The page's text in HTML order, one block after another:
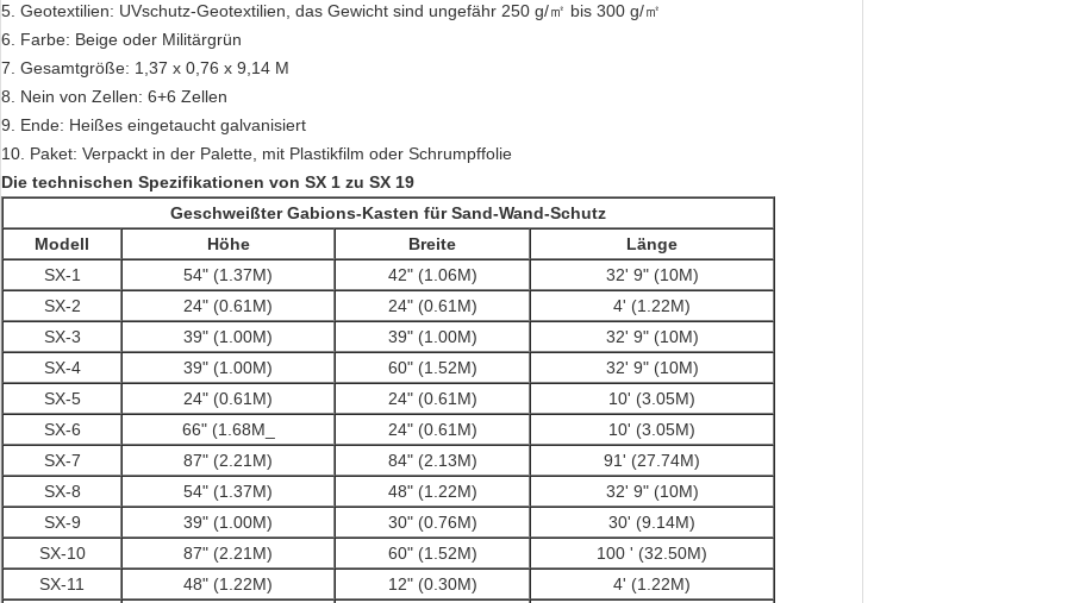
5. Geotextilien: UVschutz-Geotextilien, das Gewicht sind ungefähr 250 g/㎡ bis 300 g/㎡
6. Farbe: Beige oder Militärgrün
7. Gesamtgröße: 1,37 x 0,76 x 9,14 M
8. Nein von Zellen: 6+6 Zellen
9. Ende: Heißes eingetaucht galvanisiert
10. Paket: Verpackt in der Palette, mit Plastikfilm oder Schrumpffolie
Die technischen Spezifikationen von SX 1 zu SX 19
Geschweißter Gabions-Kasten für Sand-Wand-Schutz
Modell
Höhe Breite
Länge
SX-1
54" (1.37M) 42" (1.06M)
32' 9" (10M)
SX-2 24" (0.61M) 24" (0.61M)
4' (1.22M)
SX-3 39" (1.00M) 39" (1.00M)
32' 9" (10M)
SX-4 39" (1.00M) 60" (1.52M)
32' 9" (10M)
SX-5 24" (0.61M) 24" (0.61M)
10' (3.05M)
SX-6 66" (1.68M_ 24" (0.61M)
10' (3.05M)
SX-7 87" (2.21M) 84" (2.13M)
91' (27.74M)
SX-8 54" (1.37M) 48" (1.22M)
32' 9" (10M)
SX-9 39" (1.00M) 30" (0.76M)
30' (9.14M)
SX-10 87" (2.21M) 60" (1.52M)
100 ' (32.50M)
SX-11 48" (1.22M) 12" (0.30M)
4' (1.22M)